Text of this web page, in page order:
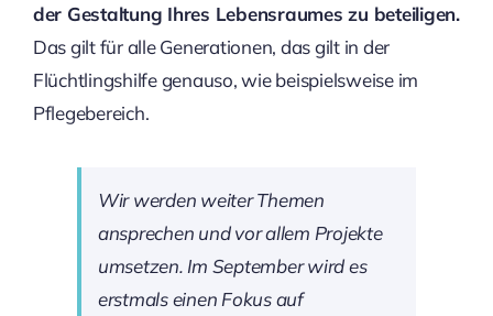
der Gestaltung Ihres Lebensraumes zu beteiligen.
Das gilt für alle Generationen, das gilt in der
Flüchtlingshilfe genauso, wie beispielsweise im
Pflegebereich.
Wir werden weiter Themen
ansprechen und vor allem Projekte
umsetzen. Im September wird es
erstmals einen Fokus auf